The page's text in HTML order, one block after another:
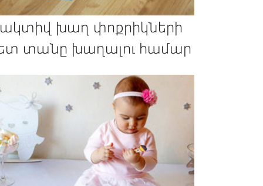
ակտիվ խաղ փոքրիկների
տանը խաղալու համար